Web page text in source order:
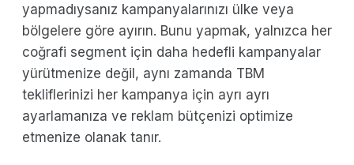
yapmadıysanız kampanyalarınızı ülke veya
bölgelere göre ayırın. Bunu yapmak, yalnızca her
coğrafi segment için daha hedefli kampanyalar
yürütmenize değil, aynı zamanda TBM
tekliflerinizi her kampanya için ayrı ayrı
ayarlamanıza ve reklam bütçenizi optimize
etmenize olanak tanır.